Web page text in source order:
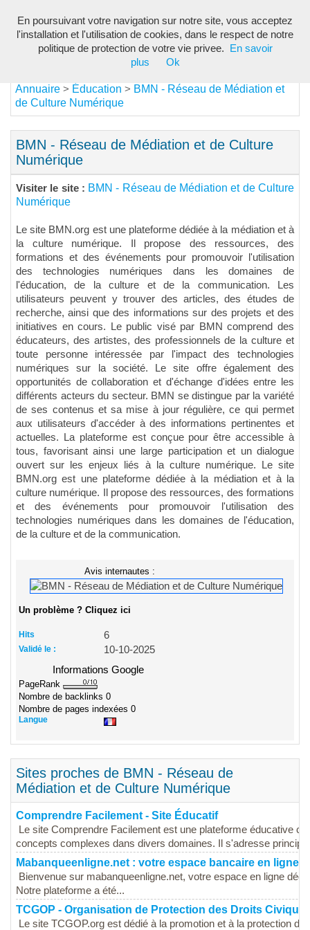
Annuaire > Éducation > BMN - Réseau de Médiation et
de Culture Numérique
BMN - Réseau de Médiation et de Culture
Numérique
Visiter le site : BMN - Réseau de Médiation et de Culture
Numérique
Le site BMN.org est une plateforme dédiée à la médiation et à
la culture numérique. Il propose des ressources, des
formations et des événements pour promouvoir l'utilisation
des technologies numériques dans les domaines de
l'éducation, de la culture et de la communication. Les
utilisateurs peuvent y trouver des articles, des études de
recherche, ainsi que des informations sur des projets et des
initiatives en cours. Le public visé par BMN comprend des
éducateurs, des artistes, des professionnels de la culture et
toute personne intéressée par l'impact des technologies
numériques sur la société. Le site offre également des
opportunités de collaboration et d'échange d'idées entre les
différents acteurs du secteur. BMN se distingue par la variété
de ses contenus et sa mise à jour régulière, ce qui permet
aux utilisateurs d'accéder à des informations pertinentes et
actuelles. La plateforme est conçue pour être accessible à
tous, favorisant ainsi une large participation et un dialogue
ouvert sur les enjeux liés à la culture numérique. Le site
BMN.org est une plateforme dédiée à la médiation et à la
culture numérique. Il propose des ressources, des formations
et des événements pour promouvoir l'utilisation des
technologies numériques dans les domaines de l'éducation,
de la culture et de la communication.
Avis internautes :
Un problème ? Cliquez ici
Hits 6
Validé le :
10-10-2025
Informations Google
PageRank
Nombre de backlinks 0
Nombre de pages indexées 0
Langue
Sites proches de BMN - Réseau de
Médiation et de Culture Numérique
Comprendre Facilement - Site Éducatif
Le site Comprendre Facilement est une plateforme éducative
concepts complexes dans divers domaines. Il s'adresse
Mabanqueenligne.net : votre espace bancaire en ligne
Bienvenue sur mabanqueenligne.net, votre espace en ligne
Notre plateforme a été...
TCGOP - Organisation de Protection des Droits
Le site TCGOP.org est dédié à la promotion et à la protection
En poursuivant votre navigation sur notre site, vous acceptez
l'installation et l'utilisation de cookies, dans le respect de notre
politique de protection de votre vie privee.
En savoir
plus
Ok